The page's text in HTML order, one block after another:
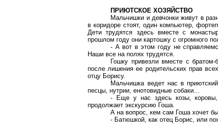
ПРИЮТСКОЕ ХОЗЯЙСТВО
Мальчишки и девчонки живут в
в коридоре стоят, один компьютер,
Дети трудятся здесь вместе с
прошлом году они картошку с огромного
- А вот в этом году не
Наши все на полях трудятся.
Гошку привезли вместе с
после лишения ее родительских прав
отцу Борису.
Мальчишка ведет нас в
песцы, нутрии, енотовидные собаки...
- Еще у нас здесь козы,
продолжает экскурсию Гоша.
А на вопрос, кем сам Гоша хочет
- Батюшкой, как отец Борис, или